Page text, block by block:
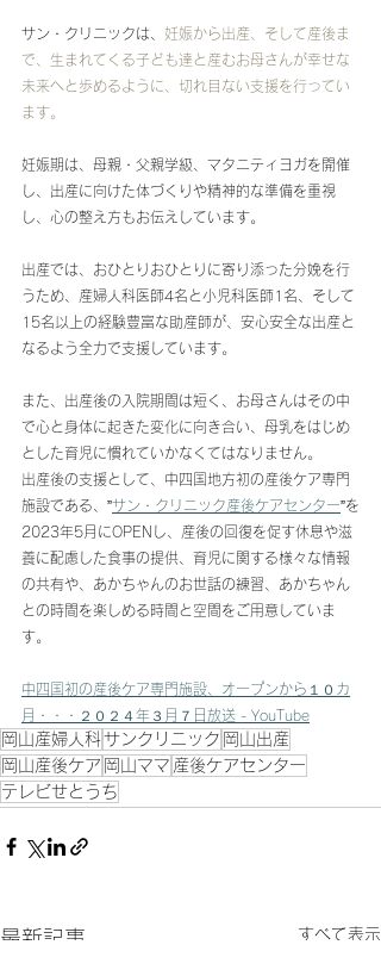
サン・クリニックは、 妊娠から出産、そして産後ま
で、生まれてくる子ども達と産むお母さんが幸せな
未来へと歩めるように、切れ目ない支援を行ってい
ます。
妊娠期は、母親・父親学級、マタニティヨガを開催
し、出産に向けた体づくりや精神的な準備を重視
し、心の整え方もお伝えしています。
出産では、おひとりおひとりに寄り添った分娩を行
うため、産婦人科医師4名と小児科医師1名、そして
15名以上の経験豊富な助産師が、安心安全な出産と
なるよう全力で支援しています。
また、出産後の入院期間は短く、お母さんはその中
で心と身体に起きた変化に向き合い、母乳をはじめ
とした育児に慣れていかなくてはなりません。
出産後の支援として、中四国地方初の産後ケア専門
施設である、”サン・クリニック産後ケアセンター”を
2023年5月にOPENし、産後の回復を促す休息や滋
養に配慮した食事の提供、育児に関する様々な情報
の共有や、あかちゃんのお世話の練習、あかちゃん
との時間を楽しめる時間と空間をご用意していま
す。
中四国初の産後ケア専門施設、オープンから１０カ
月・・・２０２４年３月７日放送 - YouTube
岡山産婦人科サンクリニック 岡山出産
岡山産後ケア 岡山ママ 産後ケアセンター
テレビせとうち
最新記事 すべて表示